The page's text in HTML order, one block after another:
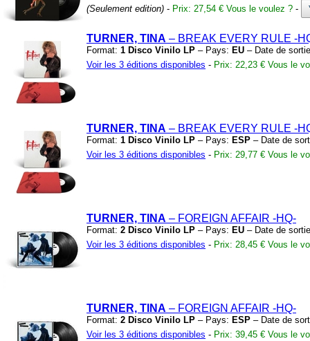
(Seulement edition) - Prix: 27,54 € Vous le voulez ? -
TURNER, TINA – BREAK EVERY RULE -
Format: 1 Disco Vinilo LP – Pays: EU – Date de
Voir les 3 éditions disponibles - Prix: 22,23 € Vous le
TURNER, TINA – BREAK EVERY RULE -
Format: 1 Disco Vinilo LP – Pays: ESP – Date de
Voir les 3 éditions disponibles - Prix: 29,77 € Vous le
TURNER, TINA – FOREIGN AFFAIR -HQ-
Format: 2 Disco Vinilo LP – Pays: EU – Date de
Voir les 3 éditions disponibles - Prix: 28,45 € Vous le
TURNER, TINA – FOREIGN AFFAIR -HQ-
Format: 2 Disco Vinilo LP – Pays: ESP – Date de
Voir les 3 éditions disponibles - Prix: 39,45 € Vous le